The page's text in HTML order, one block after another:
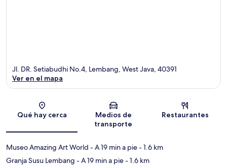
Sección del mapa
Jl. DR. Setiabudhi No.4, Lembang, West Java, 40391
Ver en el mapa
Qué hay cerca
Medios de
transporte
Restaurantes
Museo Amazing Art World - A 19 min a pie- 1.6 km
Granja Susu Lembang - A 19 min a pie- 1.6 km